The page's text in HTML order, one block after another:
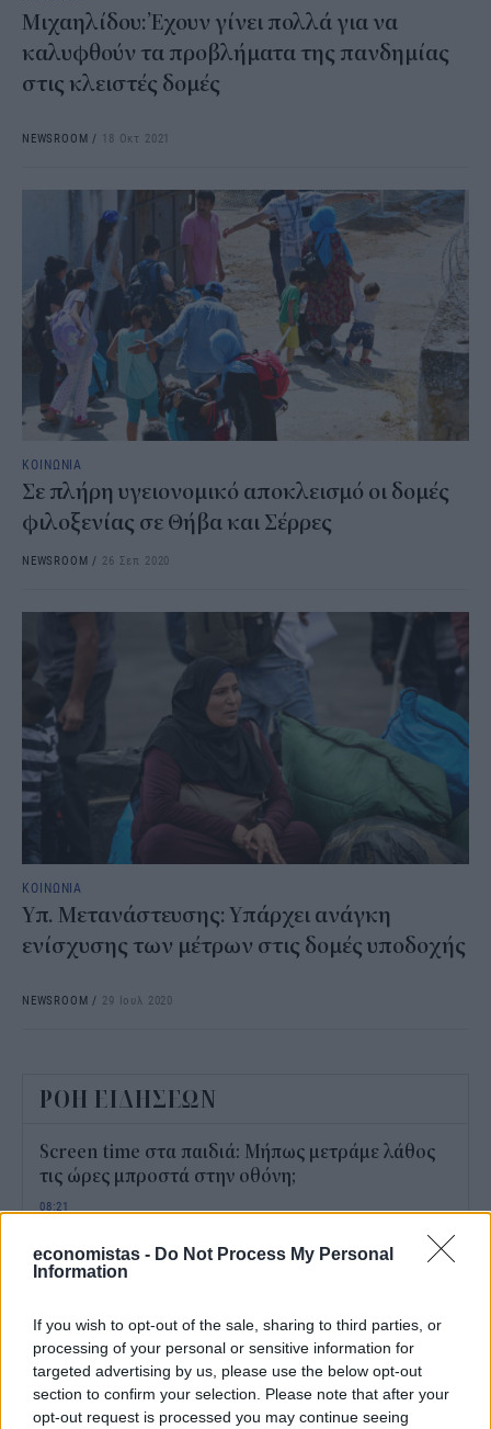
economistas - Do Not Process My Personal
Information
If you wish to opt-out of the sale, sharing to third parties, or
processing of your personal or sensitive information for
targeted advertising by us, please use the below opt-out
section to confirm your selection. Please note that after your
opt-out request is processed you may continue seeing
Μιχαηλίδου:’Εχουν γίνει πολλά για να
καλυφθούν τα προβλήματα της πανδημίας
στις κλειστές δομές
NEWSROOM / 18 Οκτ 2021
ΚΟΙΝΩΝΙΑ
Σε πλήρη υγειονομικό αποκλεισμό οι δομές
φιλοξενίας σε Θήβα και Σέρρες
NEWSROOM / 26 Σεπ 2020
ΚΟΙΝΩΝΙΑ
Υπ. Μετανάστευσης: Υπάρχει ανάγκη
ενίσχυσης των μέτρων στις δομές υποδοχής
NEWSROOM / 29 Ιουλ 2020
ΡΟΗ ΕΙΔΗΣΕΩΝ
Screen time στα παιδιά: Μήπως μετράμε λάθος
τις ώρες μπροστά στην οθόνη;
08:21
Power bank στο αεροπλάνο: Το λάθος που
κάνουν πολλοί πριν δώσουν τη βαλίτσα
Επίδομα παιδιού Α21: Πότε θα πληρωθεί μετά το
καλοκαίρι
08:00